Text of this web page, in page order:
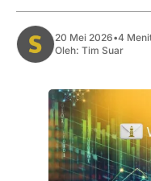
20 Mei 2026•4
Oleh: Tim Suar